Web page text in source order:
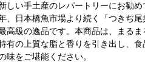
しい手土産のレパートリーにお勧め
、日本橋魚市場より続く「つきぢ
高級の逸品です。本商品は、まる
有の上質な脂と香りを引き出し、
味をご堪能ください。